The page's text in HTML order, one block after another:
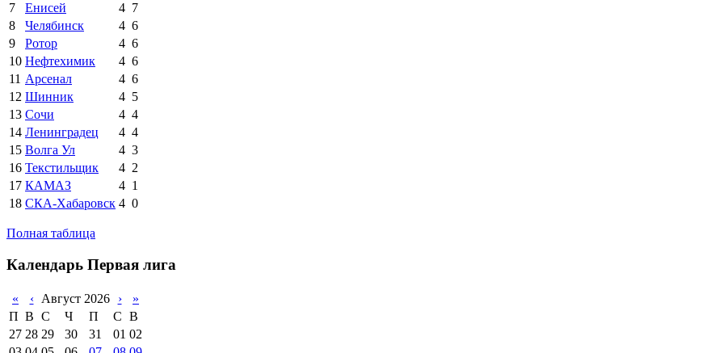
7
Енисей 4 7
8
Челябинск 4 6
9
Ротор 4 6
10 Нефтехимик 4 6
11 Арсенал 4 6
12 Шинник 4 5
13 Сочи 4 4
14 Ленинградец 4 4
15 Волга Ул 4 3
16 Текстильщик 4 2
17 КАМАЗ 4 1
18 СКА-Хабаровск 4 0
Полная таблица
Календарь Первая лига
« ‹ Август 2026 ›
»
П В С Ч П С В
27 28 29 30 31 01 02